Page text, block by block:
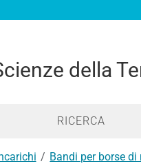
della
RICERCA
Bandi per borse di